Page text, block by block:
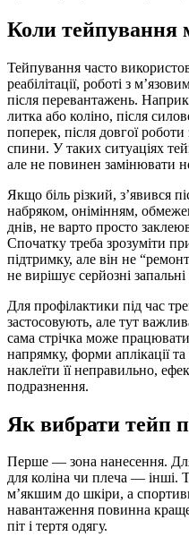
Коли тейпування
Тейпування часто
реабілітації, роботі з
після перевантажень.
литка або коліно, після
поперек, після довгої
спини. У таких ситуаціях
але не повинен замінювати
Якщо біль різкий, з’явився
набряком, онімінням,
днів, не варто просто
Спочатку треба зрозуміти
підтримку, але він не
не вирішує серйозні
Для профілактики під час
застосовують, але тут
сама стрічка може
напрямку, форми аплікації
наклеїти її неправильно,
подразнення.
Як вибрати тейп
Перше — зона нанесення. Для
для коліна чи плеча — інші.
м’якшим до шкіри, а
навантаження повинна
піт і тертя одягу.